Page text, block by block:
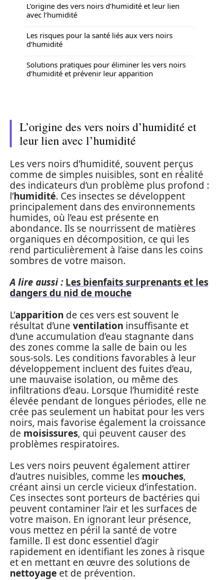
L’origine des vers noirs d’humidité et leur lien
avec l’humidité
Les risques pour la santé liés aux vers noirs
d’humidité
Solutions pratiques pour éliminer les vers noirs
d’humidité et prévenir leur apparition
L’origine des vers noirs d’humidité et
leur lien avec l’humidité
Les vers noirs d’humidité, souvent perçus
comme de simples nuisibles, sont en réalité
des indicateurs d’un problème plus profond :
l’humidité. Ces insectes se développent
principalement dans des environnements
humides, où l’eau est présente en
abondance. Ils se nourrissent de matières
organiques en décomposition, ce qui les
rend particulièrement à l’aise dans les coins
sombres de votre maison.
A lire aussi : Les bienfaits surprenants et les
dangers du nid de mouche
L’apparition de ces vers est souvent le
résultat d’une ventilation insuffisante et
d’une accumulation d’eau stagnante dans
des zones comme la salle de bain ou les
sous-sols. Les conditions favorables à leur
développement incluent des fuites d’eau,
une mauvaise isolation, ou même des
infiltrations d’eau. Lorsque l’humidité reste
élevée pendant de longues périodes, elle ne
crée pas seulement un habitat pour les vers
noirs, mais favorise également la croissance
de moisissures, qui peuvent causer des
problèmes respiratoires.
Les vers noirs peuvent également attirer
d’autres nuisibles, comme les mouches,
créant ainsi un cercle vicieux d’infestation.
Ces insectes sont porteurs de bactéries qui
peuvent contaminer l’air et les surfaces de
votre maison. En ignorant leur présence,
vous mettez en péril la santé de votre
famille. Il est donc essentiel d’agir
rapidement en identifiant les zones à risque
et en mettant en œuvre des solutions de
nettoyage et de prévention.